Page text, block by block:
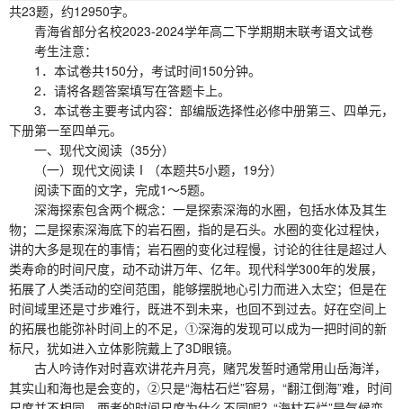
共23题，约12950字。
青海省部分名校2023-2024学年高二下学期期末联考语文试卷
考生注意：
1．本试卷共150分，考试时间150分钟。
2．请将各题答案填写在答题卡上。
3．本试卷主要考试内容：部编版选择性必修中册第三、四单元，
下册第一至四单元。
一、现代文阅读（35分）
（一）现代文阅读Ⅰ（本题共5小题，19分）
阅读下面的文字，完成1～5题。
深海探索包含两个概念：一是探索深海的水圈，包括水体及其生
物；二是探索深海底下的岩石圈，指的是石头。水圈的变化过程快，
讲的大多是现在的事情；岩石圈的变化过程慢，讨论的往往是超过人
类寿命的时间尺度，动不动讲万年、亿年。现代科学300年的发展，
拓展了人类活动的空间范围，能够摆脱地心引力而进入太空；但是在
时间域里还是寸步难行，既进不到未来，也回不到过去。好在空间上
的拓展也能弥补时间上的不足，①深海的发现可以成为一把时间的新
标尺，犹如进入立体影院戴上了3D眼镜。
古人吟诗作对时喜欢讲花卉月亮，赌咒发誓时通常用山岳海洋，
其实山和海也是会变的，②只是“海枯石烂”容易，“翻江倒海”难，时间